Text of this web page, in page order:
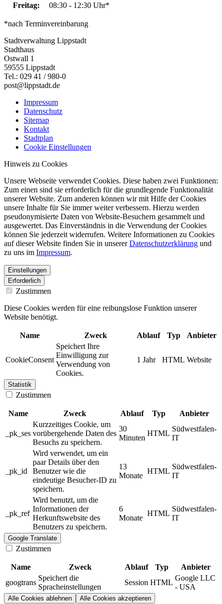
Freitag:
08:30 - 12:30 Uhr*
*nach Terminvereinbarung
Stadtverwaltung Lippstadt
Stadthaus
Ostwall 1
59555 Lippstadt
Tel.: 029 41 / 980-0
post@lippstadt.de
Impressum
Datenschutz
Sitemap
Kontakt
Stadtplan
Cookie Einstellungen
Hinweis zu Cookies
Unsere Webseite verwendet Cookies. Diese haben zwei Funktionen:
Zum einen sind sie erforderlich für die grundlegende Funktionalität
unserer Website. Zum anderen können wir mit Hilfe der Cookies
unsere Inhalte für Sie immer weiter verbessern. Hierzu werden
pseudonymisierte Daten von Website-Besuchern gesammelt und
ausgewertet. Das Einverständnis in die Verwendung der Cookies
können Sie jederzeit widerrufen. Weitere Informationen zu Cookies
auf dieser Website finden Sie in unsererDatenschutzerklärung und
zu uns im Impressum.
Einstellungen
Erforderlich
Zustimmen
Diese Cookies werden für eine reibungslose Funktion unserer
Website benötigt.
Name Zweck Ablauf Typ Anbieter
CookieConsent
Speichert Ihre
Einwilligung zur
Verwendung von
Cookies.
1 Jahr HTML Website
Statistik
Zustimmen
Name Zweck Ablauf Typ Anbieter
_pk_ses
Kurzzeitiges Cookie, um
vorübergehende Daten des
Besuchs zu speichern.
30
Minuten
HTML
Südwestfalen-
IT
_pk_id
Wird verwendet, um ein
paar Details über den
Benutzer wie die
eindeutige Besucher-ID zu
speichern.
13
Monate
HTML
Südwestfalen-
IT
_pk_ref
Wird benutzt, um die
Informationen der
Herkunftswebsite des
Benutzers zu speichern.
6
Monate
HTML
Südwestfalen-
IT
Google Translate
Zustimmen
Name Zweck Ablauf Typ
Anbieter
googtrans
Speichert die
Spracheinstellungen
Session HTML
Google LLC
- USA
Alle Cookies ablehnen Alle Cookies akzeptieren